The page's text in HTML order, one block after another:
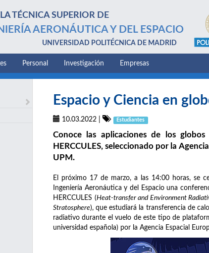
TÉCNICA SUPERIOR DE
AERONÁUTICA Y DEL ESPACIO
UNIVERSIDAD POLITÉCNICA DE MADRID
Personal Investigación Empresas
Espacio y Ciencia en
10.03.2022 Estudiantes
Conoce las aplicaciones de los
HERCCULES, seleccionado por la
UPM.
El próximo 17 de marzo, a las 14:00 horas, se
Ingeniería Aeronáutica y del Espacio una
HERCCULES (Heat-transfer and Environment
Stratosphere), que estudiará la transferencia de
radiativo durante el vuelo de este tipo de
universidad española) por la Agencia Espacial